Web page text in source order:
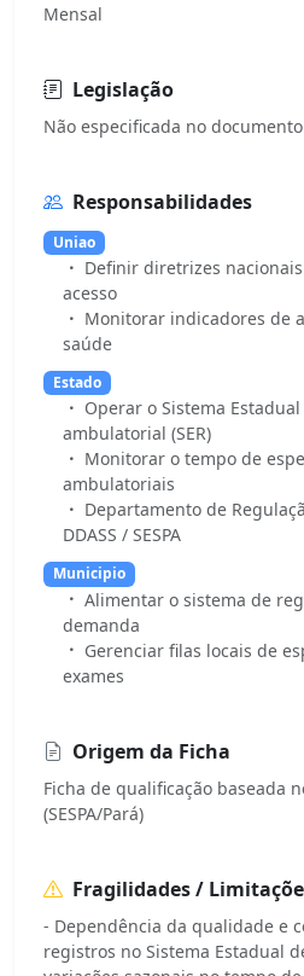
Mensal
Legislação
Responsabilidades
Uniao
Definir diretrizes
acesso
Monitorar indicadores de
saúde
Estado
Operar o Sistema
ambulatorial (SER)
Monitorar o tempo de
ambulatoriais
Departamento de
DDASS / SESPA
Municipio
Alimentar o sistema de
demanda
Gerenciar filas locais de
exames
Origem da Ficha
Ficha de qualificação baseada
(SESPA/Pará)
Fragilidades /
- Dependência da qualidade e
registros no Sistema Estadual